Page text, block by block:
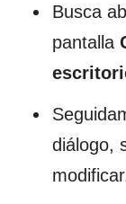
Busca
pantalla
diálogo,